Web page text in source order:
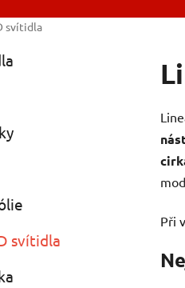
svítidla
svítidla
Při